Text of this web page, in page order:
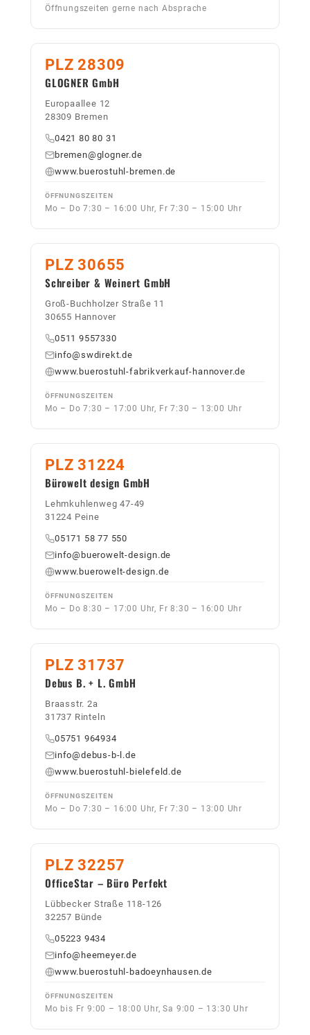
Öffnungszeiten gerne nach Absprache
PLZ 28309
GLOGNER GmbH
Europaallee 12
28309 Bremen
0421 80 80 31
bremen@glogner.de
www.buerostuhl-bremen.de
ÖFFNUNGSZEITEN
Mo – Do 7:30 – 16:00 Uhr, Fr 7:30 – 15:00 Uhr
PLZ 30655
Schreiber & Weinert GmbH
Groß-Buchholzer Straße 11
30655 Hannover
0511 9557330
info@swdirekt.de
www.buerostuhl-fabrikverkauf-hannover.de
ÖFFNUNGSZEITEN
Mo – Do 7:30 – 17:00 Uhr, Fr 7:30 – 13:00 Uhr
PLZ 31224
Bürowelt design GmbH
Lehmkuhlenweg 47-49
31224 Peine
05171 58 77 550
info@buerowelt-design.de
www.buerowelt-design.de
ÖFFNUNGSZEITEN
Mo – Do 8:30 – 17:00 Uhr, Fr 8:30 – 16:00 Uhr
PLZ 31737
Debus B. + L. GmbH
Braasstr. 2a
31737 Rinteln
05751 964934
info@debus-b-l.de
www.buerostuhl-bielefeld.de
ÖFFNUNGSZEITEN
Mo – Do 7:30 – 16:00 Uhr, Fr 7:30 – 13:00 Uhr
PLZ 32257
OfficeStar – Büro Perfekt
Lübbecker Straße 118-126
32257 Bünde
05223 9434
info@heemeyer.de
www.buerostuhl-badoeynhausen.de
ÖFFNUNGSZEITEN
Mo bis Fr 9:00 – 18:00 Uhr, Sa 9:00 – 13:30 Uhr